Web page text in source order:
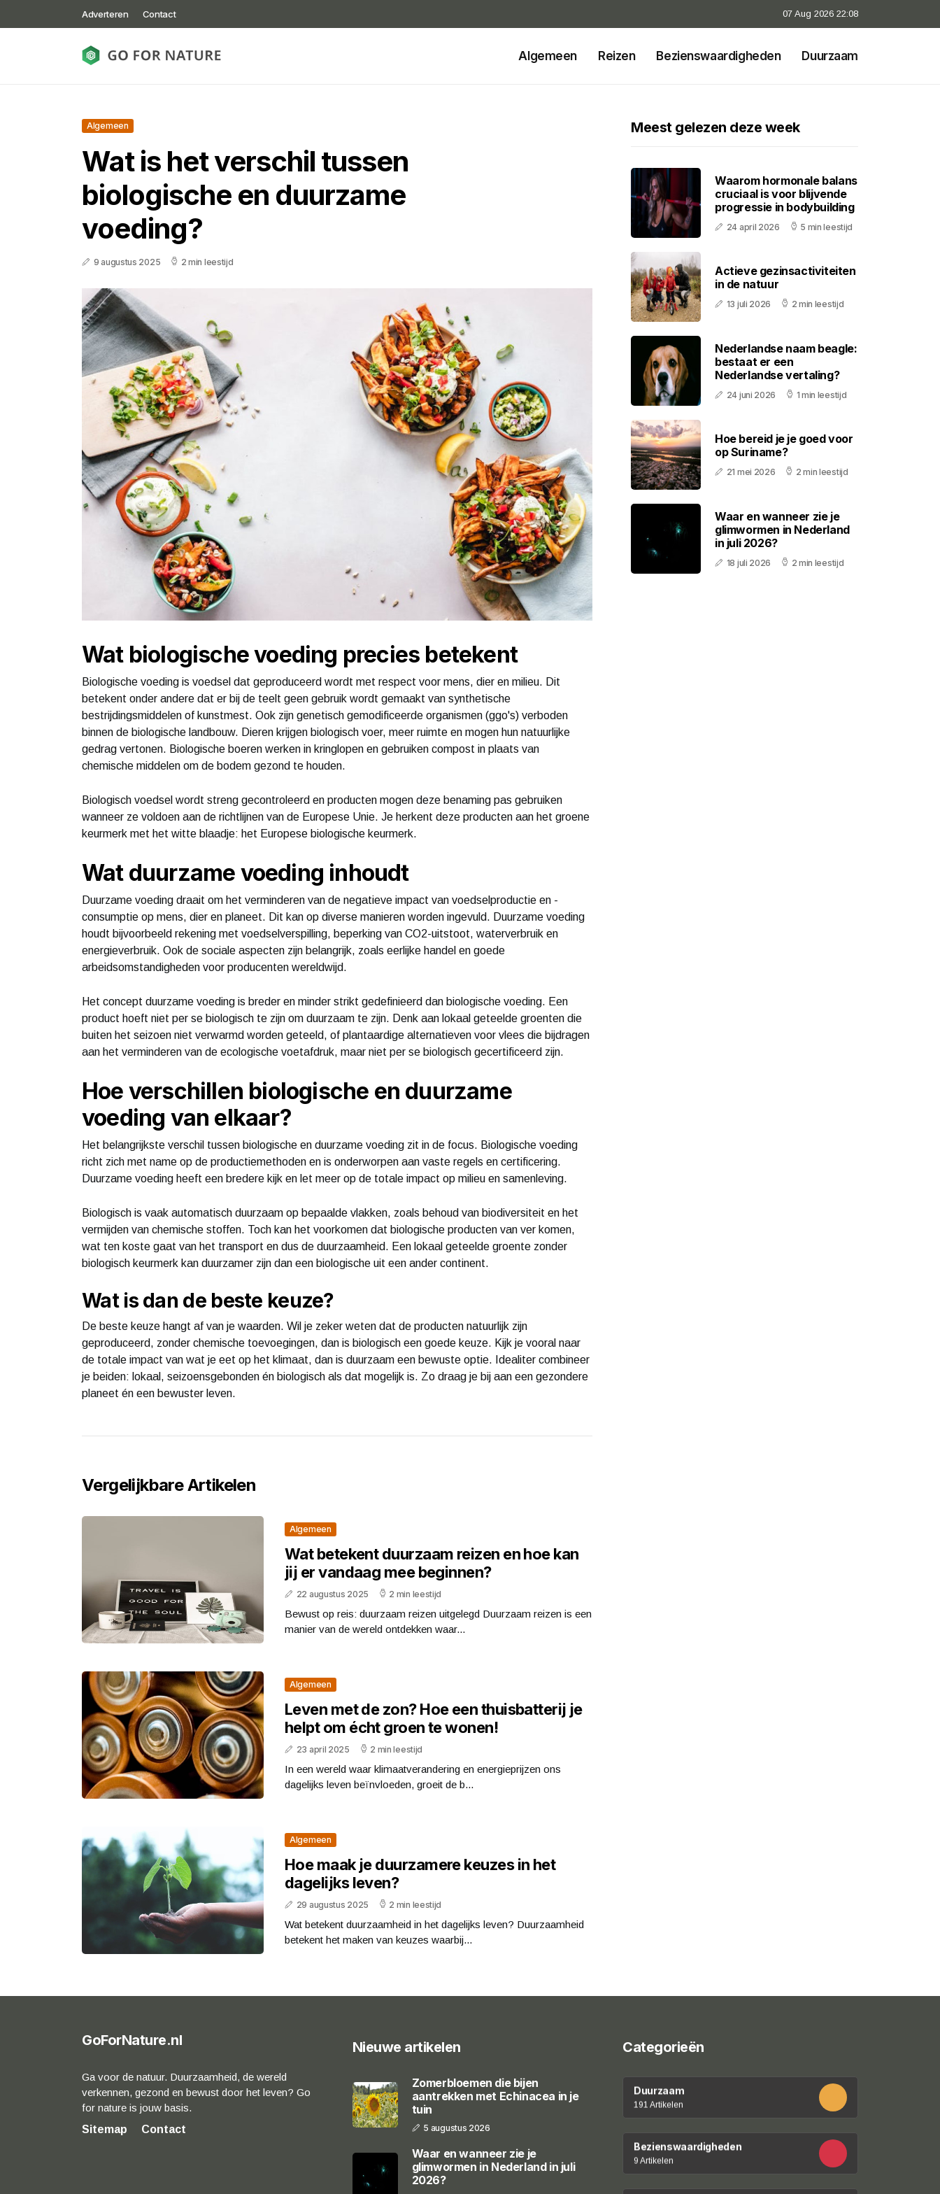
Adverteren Contact 07 Aug 2026 22:08
Algemeen Reizen Bezienswaardigheden Duurzaam
Algemeen
Wat is het verschil tussen
biologische en duurzame
voeding?
9 augustus 2025 2 min leestijd
Wat biologische voeding precies betekent
Biologische voeding is voedsel dat geproduceerd wordt met respect voor mens, dier en milieu. Dit
betekent onder andere dat er bij de teelt geen gebruik wordt gemaakt van synthetische
bestrijdingsmiddelen of kunstmest. Ook zijn genetisch gemodificeerde organismen (ggo's) verboden
binnen de biologische landbouw. Dieren krijgen biologisch voer, meer ruimte en mogen hun natuurlijke
gedrag vertonen. Biologische boeren werken in kringlopen en gebruiken compost in plaats van
chemische middelen om de bodem gezond te houden.
Biologisch voedsel wordt streng gecontroleerd en producten mogen deze benaming pas gebruiken
wanneer ze voldoen aan de richtlijnen van de Europese Unie. Je herkent deze producten aan het groene
keurmerk met het witte blaadje: het Europese biologische keurmerk.
Wat duurzame voeding inhoudt
Duurzame voeding draait om het verminderen van de negatieve impact van voedselproductie en -
consumptie op mens, dier en planeet. Dit kan op diverse manieren worden ingevuld. Duurzame voeding
houdt bijvoorbeeld rekening met voedselverspilling, beperking van CO2-uitstoot, waterverbruik en
energieverbruik. Ook de sociale aspecten zijn belangrijk, zoals eerlijke handel en goede
arbeidsomstandigheden voor producenten wereldwijd.
Het concept duurzame voeding is breder en minder strikt gedefinieerd dan biologische voeding. Een
product hoeft niet per se biologisch te zijn om duurzaam te zijn. Denk aan lokaal geteelde groenten die
buiten het seizoen niet verwarmd worden geteeld, of plantaardige alternatieven voor vlees die bijdragen
aan het verminderen van de ecologische voetafdruk, maar niet per se biologisch gecertificeerd zijn.
Hoe verschillen biologische en duurzame
voeding van elkaar?
Het belangrijkste verschil tussen biologische en duurzame voeding zit in de focus. Biologische voeding
richt zich met name op de productiemethoden en is onderworpen aan vaste regels en certificering.
Duurzame voeding heeft een bredere kijk en let meer op de totale impact op milieu en samenleving.
Biologisch is vaak automatisch duurzaam op bepaalde vlakken, zoals behoud van biodiversiteit en het
vermijden van chemische stoffen. Toch kan het voorkomen dat biologische producten van ver komen,
wat ten koste gaat van het transport en dus de duurzaamheid. Een lokaal geteelde groente zonder
biologisch keurmerk kan duurzamer zijn dan een biologische uit een ander continent.
Wat is dan de beste keuze?
De beste keuze hangt af van je waarden. Wil je zeker weten dat de producten natuurlijk zijn
geproduceerd, zonder chemische toevoegingen, dan is biologisch een goede keuze. Kijk je vooral naar
de totale impact van wat je eet op het klimaat, dan is duurzaam een bewuste optie. Idealiter combineer
je beiden: lokaal, seizoensgebonden én biologisch als dat mogelijk is. Zo draag je bij aan een gezondere
planeet én een bewuster leven.
Vergelijkbare Artikelen
Algemeen
Wat betekent duurzaam reizen en hoe kan
jij er vandaag mee beginnen?
22 augustus 2025 2 min leestijd
Bewust op reis: duurzaam reizen uitgelegd Duurzaam reizen is een
manier van de wereld ontdekken waar...
Algemeen
Leven met de zon? Hoe een thuisbatterij je
helpt om écht groen te wonen!
23 april 2025 2 min leestijd
In een wereld waar klimaatverandering en energieprijzen ons
dagelijks leven beïnvloeden, groeit de b...
Algemeen
Hoe maak je duurzamere keuzes in het
dagelijks leven?
29 augustus 2025 2 min leestijd
Wat betekent duurzaamheid in het dagelijks leven? Duurzaamheid
betekent het maken van keuzes waarbij...
Meest gelezen deze week
Waarom hormonale balans
cruciaal is voor blijvende
progressie in bodybuilding
24 april 2026 5 min leestijd
Actieve gezinsactiviteiten
in de natuur
13 juli 2026 2 min leestijd
Nederlandse naam beagle:
bestaat er een
Nederlandse vertaling?
24 juni 2026 1 min leestijd
Hoe bereid je je goed voor
op Suriname?
21 mei 2026 2 min leestijd
Waar en wanneer zie je
glimwormen in Nederland
in juli 2026?
18 juli 2026 2 min leestijd
GoForNature.nl
Ga voor de natuur. Duurzaamheid, de wereld
verkennen, gezond en bewust door het leven? Go
for nature is jouw basis.
Sitemap
Contact
Nieuwe artikelen
Zomerbloemen die bijen
aantrekken met Echinacea in je
tuin
5 augustus 2026
Waar en wanneer zie je
glimwormen in Nederland in juli
2026?
Categorieën
Duurzaam
191 Artikelen
Bezienswaardigheden
9 Artikelen